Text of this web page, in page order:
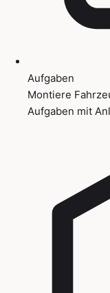
Aufgaben
Montiere
Aufgaben mit